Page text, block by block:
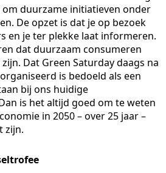
duurzame initiatieven onder
De opzet is dat je op bezoek
en je ter plekke laat informeren.
dat duurzaam consumeren
Dat Green Saturday daags na
is bedoeld als een
bij ons huidige
is het altijd goed om te weten
in 2050 – over 25 jaar –
zijn.